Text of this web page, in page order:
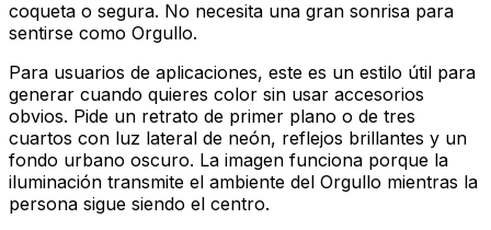
coqueta o segura. No necesita una gran sonrisa para
sentirse como Orgullo.
Para usuarios de aplicaciones, este es un estilo útil para
generar cuando quieres color sin usar accesorios
obvios. Pide un retrato de primer plano o de tres
cuartos con luz lateral de neón, reflejos brillantes y un
fondo urbano oscuro. La imagen funciona porque la
iluminación transmite el ambiente del Orgullo mientras la
persona sigue siendo el centro.